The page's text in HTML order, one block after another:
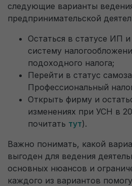
следующие варианты
предпринимательской
Остаться в статусе ИП
систему
подоходного налога;
Перейти в статус
Профессиональный
Открыть фирму и
изменениях при УСН в
почитать тут).
Важно понимать, какой
выгоден для ведения
основных нюансов и
каждого из вариантов
На телефон придет sms-код для
Вы не робот.
Перезвоните мне для
будням с 09:00 до 18:00)
Пользовательское